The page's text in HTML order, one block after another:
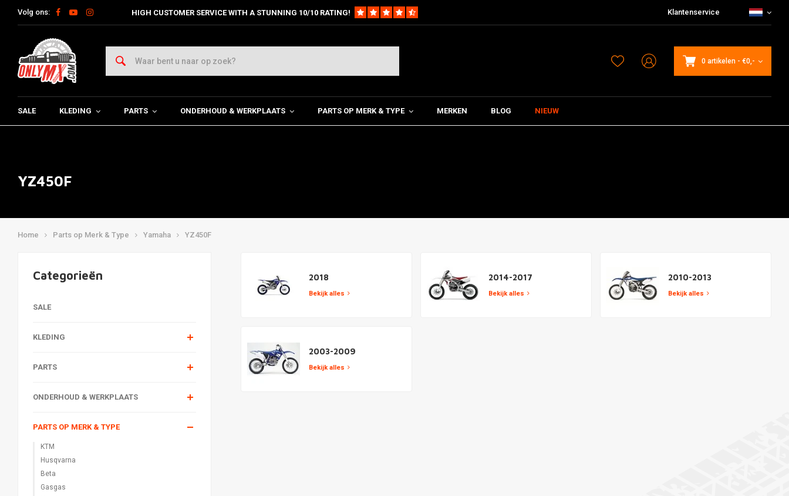
Volg ons: HIGH CUSTOMER SERVICE WITH A STUNNING 10/10 RATING! Klantenservice
0 artikelen - €0,-
SALE KLEDING PARTS ONDERHOUD & WERKPLAATS PARTS OP MERK & TYPE MERKEN BLOG NIEUW
YZ450F
Home Parts op Merk & Type Yamaha YZ450F
Categorieën
SALE
KLEDING
PARTS
ONDERHOUD & WERKPLAATS
PARTS OP MERK & TYPE
KTM
Husqvarna
Beta
Gasgas
2018
Bekijk alles
2014-2017
Bekijk alles
2010-2013
Bekijk alles
2003-2009
Bekijk alles